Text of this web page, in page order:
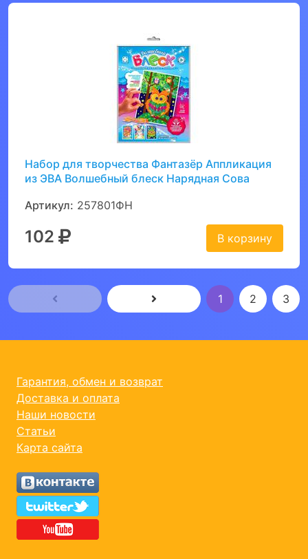
Набор для творчества Фантазёр Аппликация
из ЭВА Волшебный блеск Нарядная Сова
Артикул: 257801ФН
102 В корзину
1 2 3
Гарантия, обмен и возврат
Доставка и оплата
Наши новости
Статьи
Карта сайта